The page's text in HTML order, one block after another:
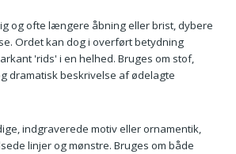
og ofte længere åbning eller brist, dybere
Ordet kan dog i overført betydning
'rids' i en helhed. Bruges om stof,
dramatisk beskrivelse af ødelagte
indgraverede motiv eller ornamentik,
linjer og mønstre. Bruges om både